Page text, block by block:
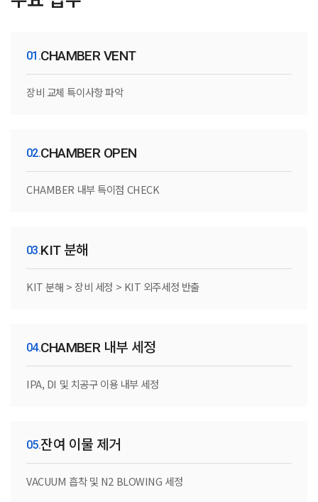
CHAMBER VENT
장비 교체 특이사항 파악
CHAMBER OPEN
CHAMBER 내부 특이점 CHECK
KIT 분해
KIT 분해 > 장비 세정 > KIT 외주세정 반출
CHAMBER 내부 세정
IPA, DI 및 치공구 이용 내부 세정
잔여 이물 제거
VACUUM 흡착 및 N2 BLOWING 세정